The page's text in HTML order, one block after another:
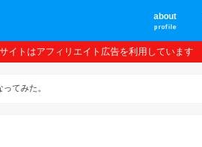
about
profile
プロフィール
大学生の頃
人間関係
イトはアフィリエイト広告を利用しています
てみた。